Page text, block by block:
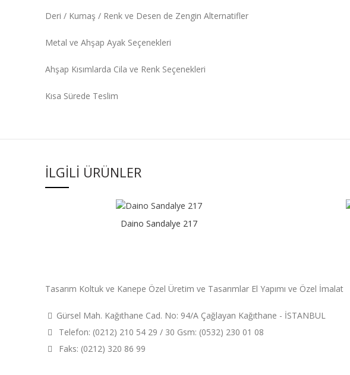
Deri / Kumaş / Renk ve Desen de Zengin Alternatifler
Metal ve Ahşap Ayak Seçenekleri
Ahşap Kısımlarda Cila ve Renk Seçenekleri
Kısa Sürede Teslim
İLGILI ÜRÜNLER
Daino Sandalye 217
Tasarım Koltuk ve Kanepe Özel Üretim ve Tasarımlar El Yapımı ve Özel İmalat
Gürsel Mah. Kağıthane Cad. No: 94/A Çağlayan Kağıthane - İSTANBUL
Telefon: (0212) 210 54 29 / 30 Gsm: (0532) 230 01 08
Faks: (0212) 320 86 99